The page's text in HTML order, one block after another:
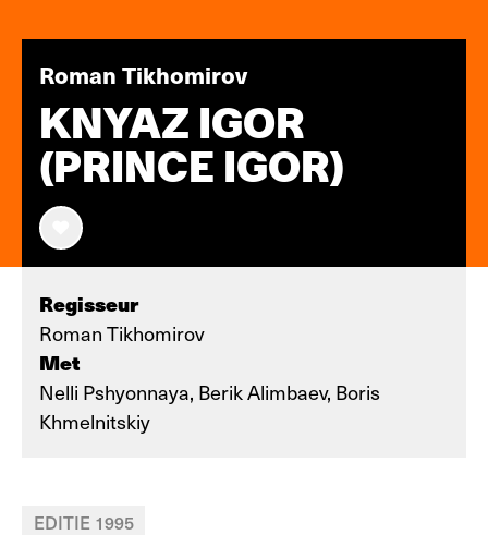
Roman Tikhomirov
KNYAZ IGOR
(PRINCE IGOR)
Regisseur
Roman Tikhomirov
Met
Nelli Pshyonnaya, Berik Alimbaev, Boris
Khmelnitskiy
EDITIE 1995